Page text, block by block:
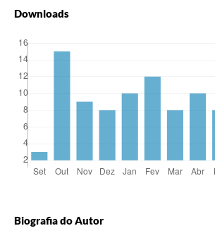
Downloads
Biografia do Autor